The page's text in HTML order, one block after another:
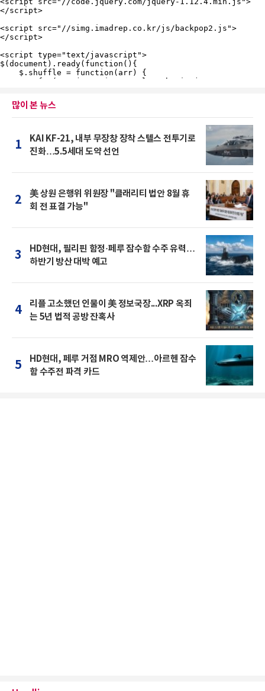
많이 본 뉴스
1
KAI KF-21, 내부 무장창 장착 스텔스 전투기로
진화…5.5세대 도약 선언
2
美 상원 은행위 위원장 "클래리티 법안 8월 휴
회 전 표결 가능"
3
HD현대, 필리핀 함정·페루 잠수함 수주 유력…
하반기 방산 대박 예고
4
리플 고소했던 인물이 美 정보국장...XRP 옥죄
는 5년 법적 공방 잔혹사
5
HD현대, 페루 거점 MRO 역제안…아르헨 잠수
함 수주전 파격 카드